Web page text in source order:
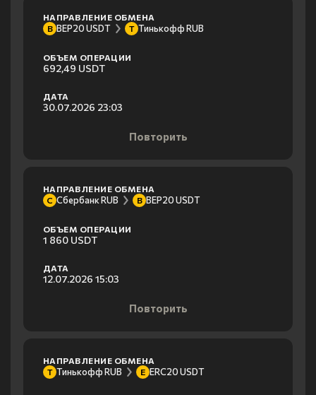
НАПРАВЛЕНИЕ ОБМЕНА
B BEP20 USDT Т Тинькофф RUB
ОБЪЕМ ОПЕРАЦИИ
692,49 USDT
ДАТА
30.07.2026 23:03
Повторить
НАПРАВЛЕНИЕ ОБМЕНА
С Сбербанк RUB B BEP20 USDT
ОБЪЕМ ОПЕРАЦИИ
1 860 USDT
ДАТА
12.07.2026 15:03
Повторить
НАПРАВЛЕНИЕ ОБМЕНА
Т Тинькофф RUB E ERC20 USDT